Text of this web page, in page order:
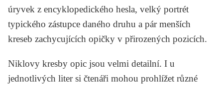
úryvek z encyklopedického hesla, velký portrét
typického zástupce daného druhu a pár menších
kreseb zachycujících opičky v přirozených pozicích.
Niklovy kresby opic jsou velmi detailní. I u
jednotlivých liter si čtenáři mohou prohlížet různé